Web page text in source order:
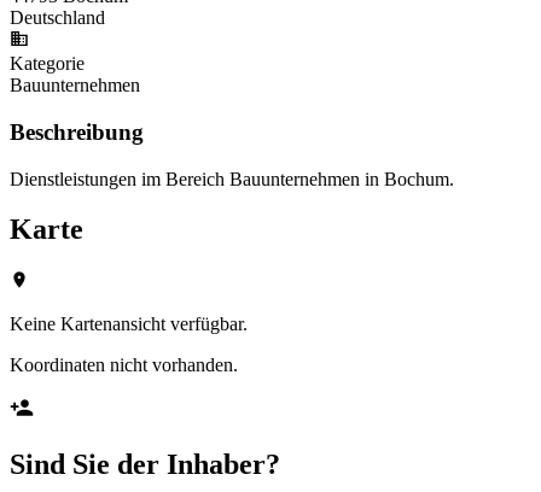
Deutschland
Kategorie
Bauunternehmen
Beschreibung
Dienstleistungen im Bereich Bauunternehmen in Bochum.
Karte
Keine Kartenansicht verfügbar.
Koordinaten nicht vorhanden.
Sind Sie der Inhaber?